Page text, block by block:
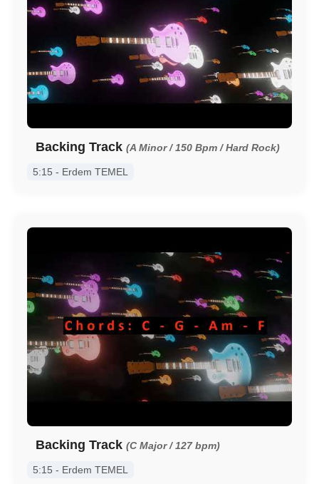
Backing Track (A Minor / 150 Bpm / Hard Rock)
5:15 - Erdem TEMEL
Backing Track (C Major / 127 bpm)
5:15 - Erdem TEMEL